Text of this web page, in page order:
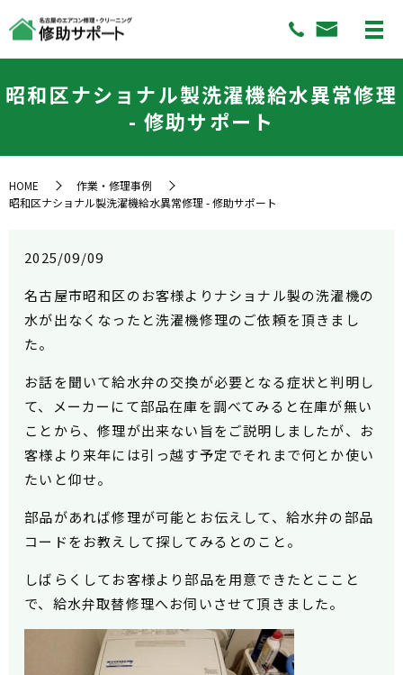
昭和区ナショナル製洗濯機給水異常修理
- 修助サポート
HOME
作業・修理事例
昭和区ナショナル製洗濯機給水異常修理 - 修助サポート
2025/09/09
名古屋市昭和区のお客様よりナショナル製の洗濯機の
水が出なくなったと洗濯機修理のご依頼を頂きまし
た。
お話を聞いて給水弁の交換が必要となる症状と判明し
て、メーカーにて部品在庫を調べてみると在庫が無い
ことから、修理が出来ない旨をご説明しましたが、お
客様より来年には引っ越す予定でそれまで何とか使い
たいと仰せ。
部品があれば修理が可能とお伝えして、給水弁の部品
コードをお教えして探してみるとのこと。
しばらくしてお客様より部品を用意できたとここと
で、給水弁取替修理へお伺いさせて頂きました。